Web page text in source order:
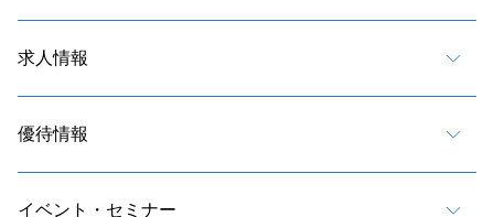
求人情報
優待情報
イベント・セミナー